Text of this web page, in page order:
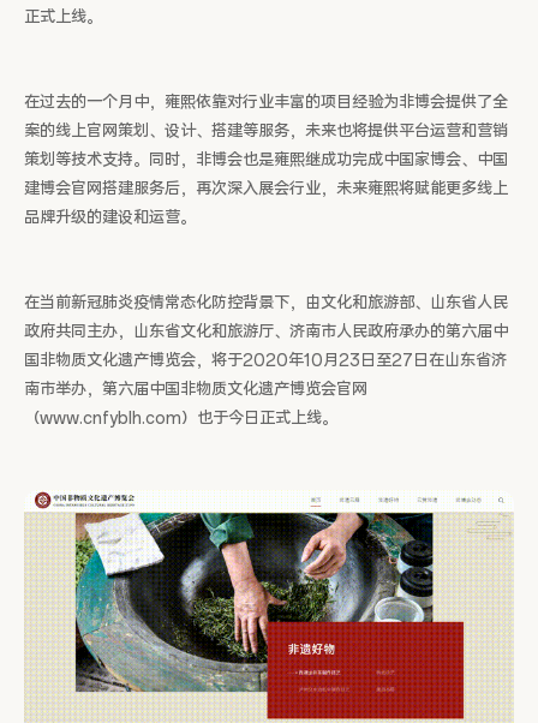
正式上线。
在过去的一个月中，雍熙依靠对行业丰富的项目经验为非博会提供了全
案的线上官网策划、设计、搭建等服务，未来也将提供平台运营和营销
策划等技术支持。同时，非博会也是雍熙继成功完成中国家博会、中国
建博会官网搭建服务后，再次深入展会行业，未来雍熙将赋能更多线上
品牌升级的建设和运营。
在当前新冠肺炎疫情常态化防控背景下，由文化和旅游部、山东省人民
政府共同主办，山东省文化和旅游厅、济南市人民政府承办的第六届中
国非物质文化遗产博览会，将于2020年10月23日至27日在山东省济
南市举办，第六届中国非物质文化遗产博览会官网
（www.cnfyblh.com）也于今日正式上线。